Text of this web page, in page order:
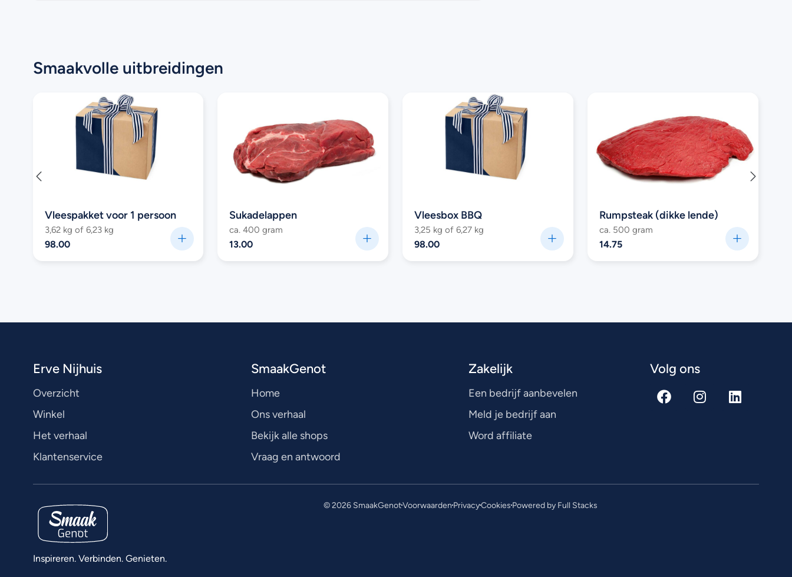
Smaakvolle uitbreidingen
Vleespakket voor 1 persoon
3,62 kg of 6,23 kg
98.00
Sukadelappen
ca. 400 gram
13.00
Vleesbox BBQ
3,25 kg of 6,27 kg
98.00
Rumpsteak (dikke lende)
ca. 500 gram
14.75
Erve Nijhuis
Overzicht
Winkel
Het verhaal
Klantenservice
SmaakGenot
Home
Ons verhaal
Bekijk alle shops
Vraag en antwoord
Zakelijk
Een bedrijf aanbevelen
Meld je bedrijf aan
Word affiliate
Volg ons
Inspireren. Verbinden. Genieten.
© 2026 SmaakGenotVoorwaardenPrivacyCookiesPowered by Full Stacks